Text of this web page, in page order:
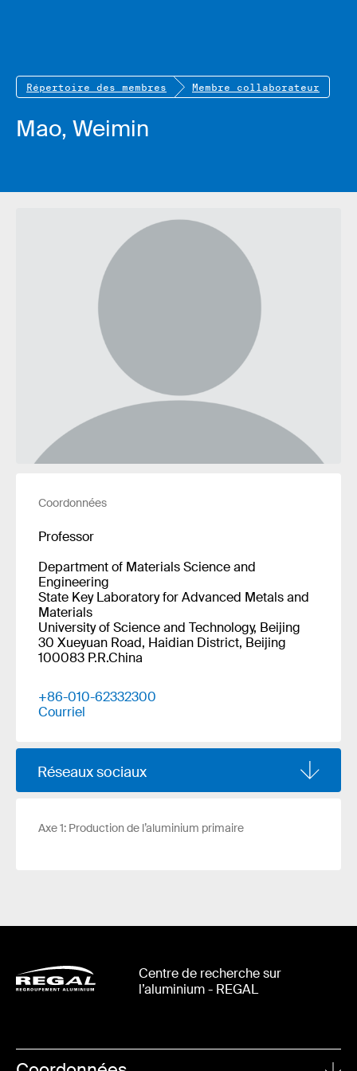
Répertoire des membres Membre collaborateur
Mao, Weimin
Coordonnées
Professor
Department of Materials Science and
Engineering
State Key Laboratory for Advanced Metals and
Materials
University of Science and Technology, Beijing
30 Xueyuan Road, Haidian District, Beijing
100083 P.R.China
+86-010-62332300
Courriel
Réseaux sociaux
Axe 1: Production de l’aluminium primaire
Centre de recherche sur
l’aluminium - REGAL